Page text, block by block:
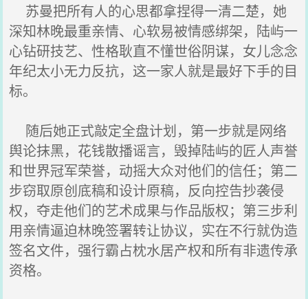
苏曼把所有人的心思都拿捏得一清二楚，她
深知林晚最重亲情、心软易被情感绑架，陆屿一
心钻研技艺、性格耿直不懂世俗阴谋，女儿念念
年纪太小无力反抗，这一家人就是最好下手的目
标。
随后她正式敲定全盘计划，第一步就是网络
舆论抹黑，花钱散播谣言，毁掉陆屿的匠人声誉
和世界冠军荣誉，动摇大众对他们的信任；第二
步窃取原创底稿和设计原稿，反向控告抄袭侵
权，夺走他们的艺术成果与作品版权；第三步利
用亲情逼迫林晚签署转让协议，实在不行就伪造
签名文件，强行霸占枕水居产权和所有非遗传承
资格。